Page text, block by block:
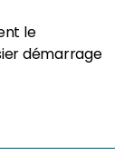
le
démarrage